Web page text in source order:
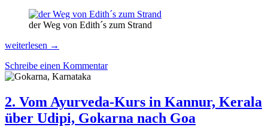
der Weg von Edith´s zum Strand
Indische
in
Kerala,
´s
Abenteuer
&
weiterlesen →
Schreibe einen Kommentar
2. Vom Ayurveda-Kurs in Kannur, Kerala
über Udipi, Gokarna nach Goa